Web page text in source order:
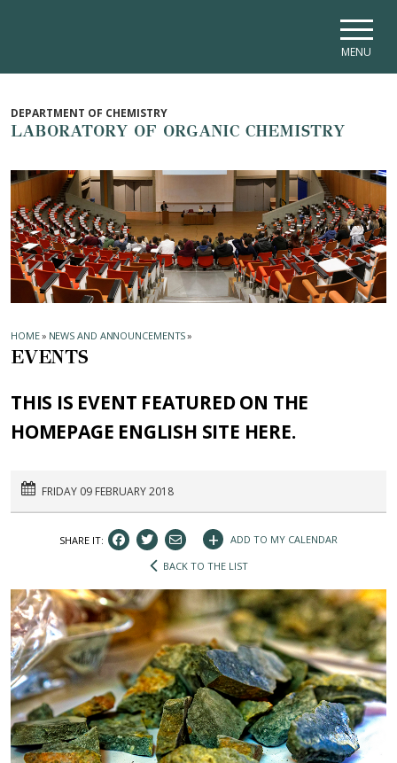
MENU
DEPARTMENT OF CHEMISTRY
LABORATORY OF ORGANIC CHEMISTRY
HOME» NEWS AND ANNOUNCEMENTS»
EVENTS
THIS IS EVENT FEATURED ON THE
HOMEPAGE ENGLISH SITE HERE.
FRIDAY 09 FEBRUARY 2018
SHARE IT: +
ADD TO MY CALENDAR
BACK TO THE LIST